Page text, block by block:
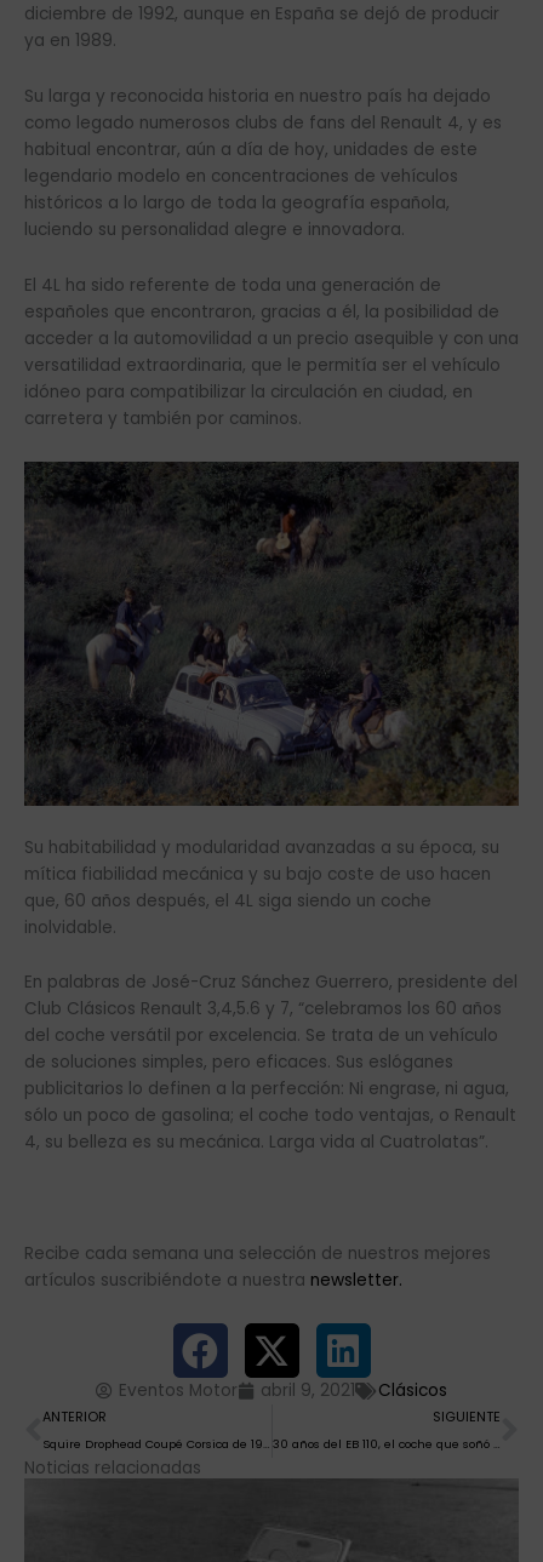
diciembre de 1992, aunque en España se dejó de producir
ya en 1989.
Su larga y reconocida historia en nuestro país ha dejado
como legado numerosos clubs de fans del Renault 4, y es
habitual encontrar, aún a día de hoy, unidades de este
legendario modelo en concentraciones de vehículos
históricos a lo largo de toda la geografía española,
luciendo su personalidad alegre e innovadora.
El 4L ha sido referente de toda una generación de
españoles que encontraron, gracias a él, la posibilidad de
acceder a la automovilidad a un precio asequible y con una
versatilidad extraordinaria, que le permitía ser el vehículo
idóneo para compatibilizar la circulación en ciudad, en
carretera y también por caminos.
Su habitabilidad y modularidad avanzadas a su época, su
mítica fiabilidad mecánica y su bajo coste de uso hacen
que, 60 años después, el 4L siga siendo un coche
inolvidable.
En palabras de José-Cruz Sánchez Guerrero, presidente del
Club Clásicos Renault 3,4,5.6 y 7, “celebramos los 60 años
del coche versátil por excelencia. Se trata de un vehículo
de soluciones simples, pero eficaces. Sus eslóganes
publicitarios lo definen a la perfección: Ni engrase, ni agua,
sólo un poco de gasolina; el coche todo ventajas, o Renault
4, su belleza es su mecánica. Larga vida al Cuatrolatas”.
Recibe cada semana una selección de nuestros mejores
artículos suscribiéndote a nuestra newsletter.
Eventos Motor abril 9, 2021 Clásicos
Ant
ANTERIOR
Squire Drophead Coupé Corsica de 1937
SIGUIENTE
30 años del EB 110, el coche que soñó Romano Artioli para recuperar Bugatti
Noticias relacionadas